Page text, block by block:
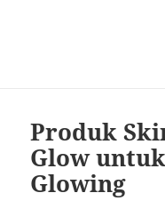
Produk
Glow
Glowing